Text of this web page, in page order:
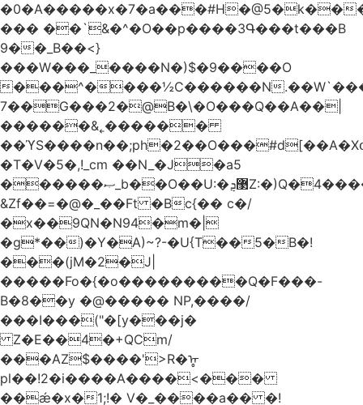
�0�A�����x�7�a���#H�@5�k��
��� ��`&�^�O��p����3Գ���t���B
9��_B��<}
���W���_����N�)$�9����O
���^����½C������N
7��G���2�@B�\�O���Q��A��|
������&˿������
�T�V�5�,!_cm ��N_�J�a5
������ޞ_b��O��U:�޳ܯZ:�)Q�4�������
&Zf��=�@�_��Ft �Bc{�� c�/
�x��9QN�N94�m�|
�g*��)�Y�A)~?-�U{T��5�B�!
���(jM�2�J|
�����Fo�{�o���������Q�F���-
B�8��y �@����� NP,����/
���I���("�[y���j�
Z�E��4�+QCm/
���AZ$����'>R�ᡎ
pl��!2�i����A����<���
��ǽ�x�1;!� V�_����a�� �!